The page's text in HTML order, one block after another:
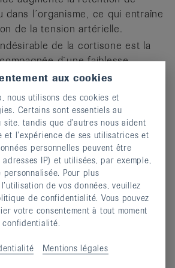
dans l´organisme, ce qui entraîne
de la tension artérielle.
de la cortisone est la
d´une faiblesse
de masse musculaire. Pour
à base de cortisone est judicieux
car la masse musculaire déjà
être récupérée qu´avec
et de discipline.
a un effet négatif sur l
dans le sens où la résorption
et une ostéoporosepeut se
est associé à un risque accru de
des corps vertébraux et
d´éviter cela, un traitement à
et de vitamine D est
aux cookies
nous utilisons des cookies et
Certains sont essentiels au
site, tandis que d’autres nous aident
et l’expérience de ses utilisatrices et
personnelles peuvent être
IP) et utilisées, par exemple,
Pour plus
de vos données, veuillez
de confidentialité. Vous pouvez
votre consentement à tout moment
Mentions légales